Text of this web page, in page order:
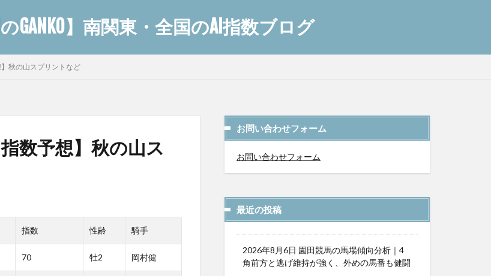
GANKO】南関東・全国のAI指数ブログ
秋の山スプリントなど
数予想】秋の山ス
指数 性齢 騎手
70 牡2 岡村健
お問い合わせフォーム
お問い合わせフォーム
最近の投稿
2026年8月6日 園田競馬の馬場傾向分析｜4
角前方と逃げ維持が強く、外めの馬番も健闘